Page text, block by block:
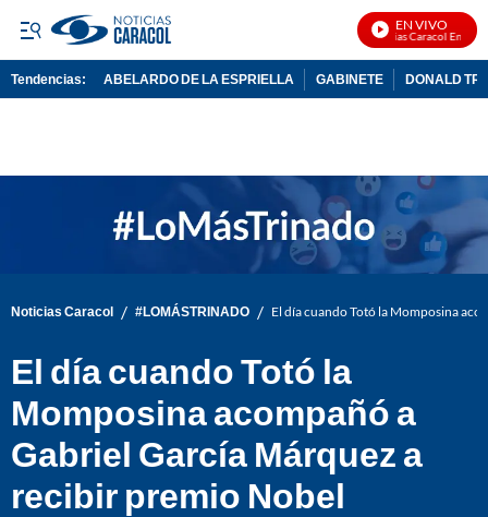
EN VIVO
Noticias Caracol En Vivo
Tendencias: ABELARDO DE LA ESPRIELLA GABINETE DONALD
Noticias Caracol / #LOMÁSTRINADO / El día cuando Totó la Momposina
El día cuando Totó la
Momposina acompañó a
Gabriel García Márquez a
recibir premio Nobel